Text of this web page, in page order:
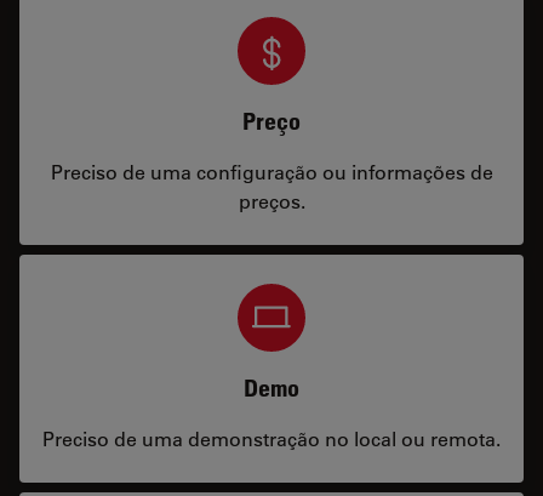
Preço
Preciso de uma configuração ou informações de
preços.
Demo
Preciso de uma demonstração no local ou remota.